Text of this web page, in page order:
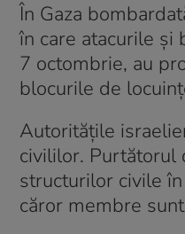
În Gaza
în care atacurile și
7 octombrie, au
blocurile de
Autoritățile
civililor. Purtătorul
structurilor civile
căror membre